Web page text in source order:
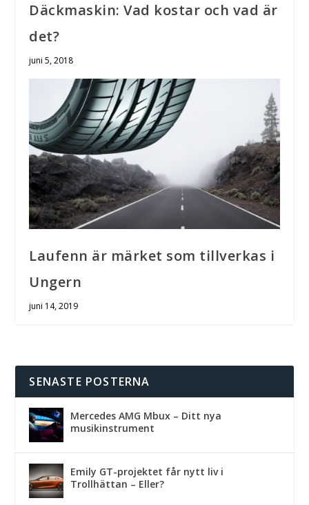
Däckmaskin: Vad kostar och vad är
det?
juni 5, 2018
Laufenn är märket som tillverkas i
Ungern
juni 14, 2019
SENASTE POSTERNA
Mercedes AMG Mbux – Ditt nya
musikinstrument
Emily GT-projektet får nytt liv i
Trollhättan – Eller?